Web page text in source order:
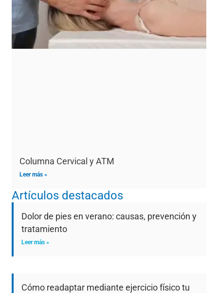
Columna Cervical y ATM
Leer más »
Artículos destacados
Dolor de pies en verano: causas, prevención y
tratamiento
Leer más »
Cómo readaptar mediante ejercicio físico tu